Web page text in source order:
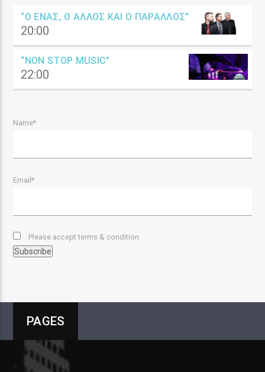
“Ο ΈΝΑΣ, Ο ΆΛΛΟΣ ΚΑΙ Ο ΠΑΡΆΛΛΟΣ”
20:00
“NON STOP MUSIC”
22:00
Name*
Email*
Please accept terms & condition
PAGES